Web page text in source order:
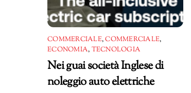
COMMERCIALE,COMMERCIALE,
ECONOMIA, TECNOLOGIA
Nei guai società Inglese di
noleggio auto elettriche